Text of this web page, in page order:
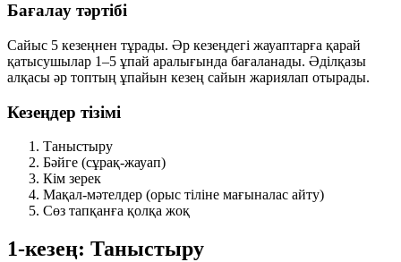
Бағалау тәртібі
Сайыс 5 кезеңнен тұрады. Әр кезеңдегі жауаптарға қарай
қатысушылар 1–5 ұпай аралығында бағаланады. Әділқазы
алқасы әр топтың ұпайын кезең сайын жариялап отырады.
Кезеңдер тізімі
Таныстыру
Бәйге (сұрақ-жауап)
Кім зерек
Мақал-мәтелдер (орыс тіліне мағыналас айту)
Сөз тапқанға қолқа жоқ
1-кезең: Таныстыру